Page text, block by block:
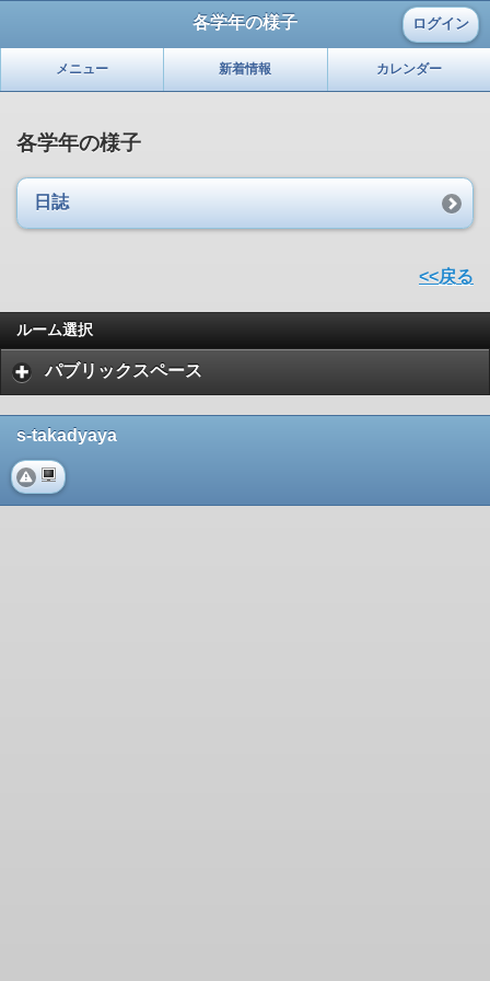
各学年の様子 ログイン
メニュー 新着情報 カレンダー
各学年の様子
日誌
<<戻る
ルーム選択
パブリックスペース
s-takadyaya